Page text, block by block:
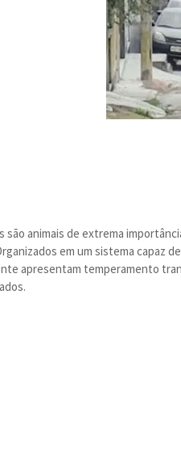
são animais de extrema
em um sistema capaz
apresentam temperamento